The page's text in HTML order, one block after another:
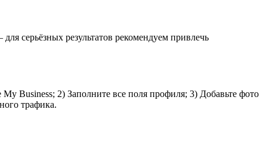
серьёзных результатов рекомендуем привлечь
Business; 2) Заполните все поля профиля; 3) Добавьте фото
трафика.